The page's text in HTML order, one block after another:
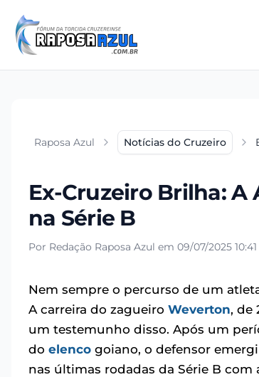
Raposa Azul Notícias do Cruzeiro
Ex-Cruzeiro Brilha:
na Série B
Por Redação Raposa Azul em 09/07/2025 10:41
Nem sempre o percurso de um
A carreira do zagueiro Weverton, de
um testemunho disso. Após um
do elenco goiano, o defensor
nas últimas rodadas da Série B